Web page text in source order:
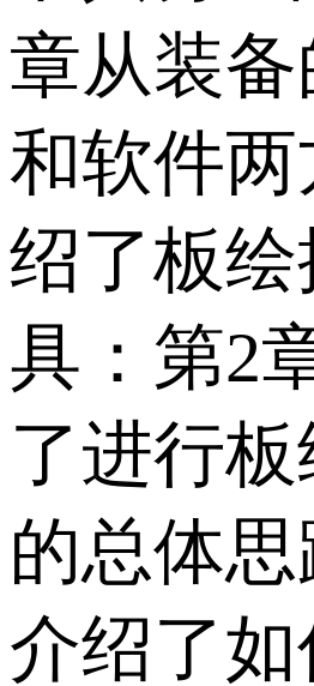
章从装
和软件
绍了板
具：第2
了进行
的总体
介绍了如